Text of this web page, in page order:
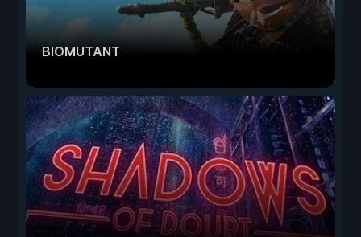
BIOMUTANT